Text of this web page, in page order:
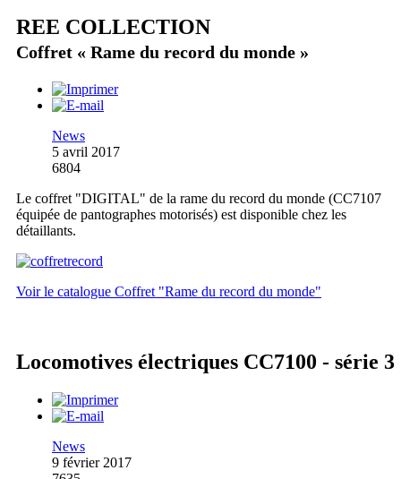
REE COLLECTION
Coffret « Rame du record du monde »
News
5 avril 2017
6804
Le coffret "DIGITAL" de la rame du record du monde (CC7107
équipée de pantographes motorisés) est disponible chez les
détaillants.
Voir le catalogue Coffret "Rame du record du monde"
Locomotives électriques CC7100 - série 3
News
9 février 2017